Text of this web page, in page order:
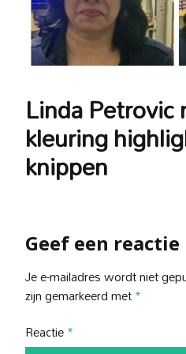
Linda
kleuring
knippen
Geef een reactie
Je e-mailadres wordt niet
zijn gemarkeerd met*
Reactie*